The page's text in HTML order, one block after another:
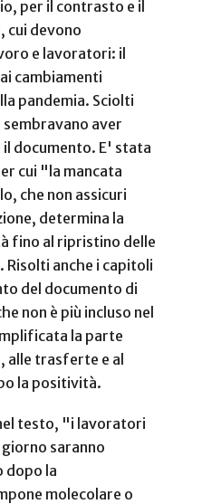
per il contrasto e il
cui devono
e lavoratori: il
cambiamenti
pandemia. Sciolti
aver
documento. E' stata
cui "la mancata
che non assicuri
determina la
fino al ripristino delle
Risolti anche i capitoli
del documento di
non è più incluso nel
la parte
alle trasferte e al
la positività.
testo, "i lavoratori
saranno
dopo la
molecolare o